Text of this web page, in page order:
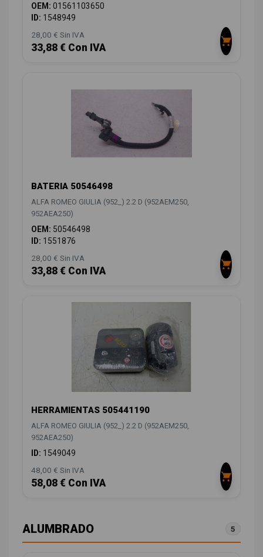
OEM: 01561103650
ID: 1548949
28,00 € Sin IVA
33,88 € Con IVA
BATERIA 50546498
ALFA ROMEO GIULIA (952_) 2.2 D (952AEM250,
952AEA250)
OEM: 50546498
ID: 1551876
28,00 € Sin IVA
33,88 € Con IVA
HERRAMIENTAS 505441190
ALFA ROMEO GIULIA (952_) 2.2 D (952AEM250,
952AEA250)
ID: 1549049
48,00 € Sin IVA
58,08 € Con IVA
ALUMBRADO 5